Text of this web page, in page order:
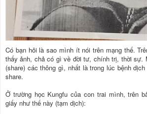
Có bạn hỏi là sao mình ít nói trên mạng thế.
thấy ảnh, chả có gì về đời tư, chính trị, thời sự.
(share) các thông gì, nhất là trong lúc bệnh
share.
Ở trường học Kungfu của con trai mình, trên
giấy như thế này (tạm dịch):